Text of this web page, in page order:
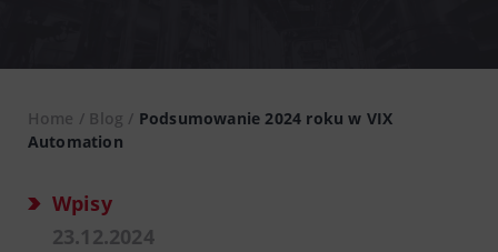
Home / Blog / Podsumowanie 2024 roku w VIX
Automation
Wpisy
23.12.2024